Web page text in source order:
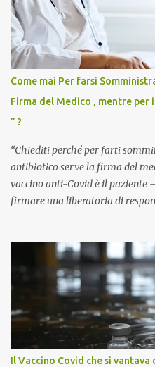
Come mai Per farsi
Firma del Medico , mentre per
” ?
“Chiediti perché per farti
antibiotico serve la firma del
vaccino anti-Covid è il paziente
firmare una liberatoria di
pandemia. Un interrogativo che
ancora il coraggio di pensare
anti-Covid, un pro-farmaco, con
sviluppato in tempi record, con
larga scala, ancora oggetto di
internazionale serve solo una
anche a persone sane, giovani,
Il Vaccino Covid che si vantava